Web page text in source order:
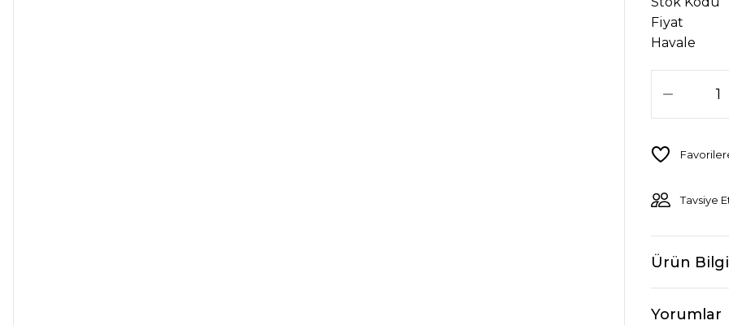
Fiyat
Havale
Tavsiye
Ürün
Yorumlar